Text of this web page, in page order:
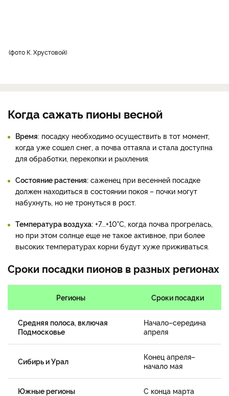
фото К. Хрустовой
Когда сажать пионы весной
Время: посадку необходимо осуществить в тот момент,
когда уже сошел снег, а почва оттаяла и стала доступна
для обработки, перекопки и рыхления.
Состояние растения: саженец при весенней посадке
должен находиться в состоянии покоя – почки могут
набухнуть, но не тронуться в рост.
Температура воздуха: +7...+10°С, когда почва прогрелась,
но при этом солнце еще не такое активное, при более
высоких температурах корни будут хуже приживаться.
Сроки посадки пионов в разных регионах
Регионы Сроки посадки
Средняя полоса, включая
Подмосковье
Начало–середина
апреля
Сибирь и Урал
Конец апреля–
начало мая
Южные регионы С конца марта